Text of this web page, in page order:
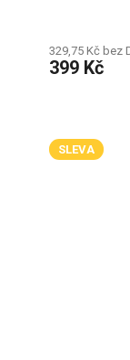
329,75 Kč bez
399 Kč
SLEVA